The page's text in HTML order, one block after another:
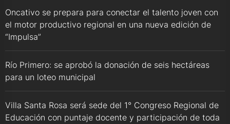
Oncativo se prepara para conectar el talento joven con
el motor productivo regional en una nueva edición de
“Impulsa”
Río Primero: se aprobó la donación de seis hectáreas
para un loteo municipal
Villa Santa Rosa será sede del 1° Congreso Regional de
Educación con puntaje docente y participación de toda